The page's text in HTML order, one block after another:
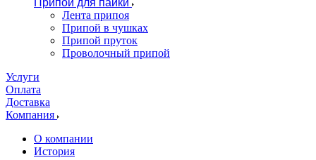
Припой для пайки
Лента припоя
Припой в чушках
Припой пруток
Проволочный припой
Услуги
Оплата
Доставка
Компания
О компании
История